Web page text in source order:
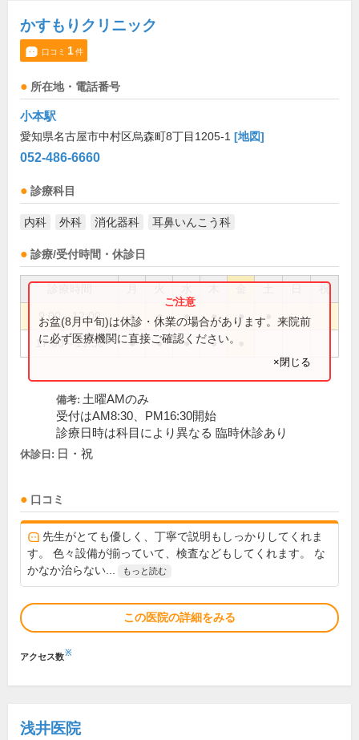
かすもりクリニック
口コミ 1件
所在地・電話番号
小本駅
愛知県名古屋市中村区烏森町8丁目1205-1 [地図]
052-486-6660
診療科目
内科 外科 消化器科 耳鼻いんこう科
診療/受付時間・休診日
祝
9:00～12:00 ● ● ● ● ●
17:00～19:30 ● ● ● ●
お盆(8月中旬)は休診・休業の場合があります。来院前
に必ず医療機関に直接ご確認ください。
×閉じる
備考: 土曜AMのみ
受付はAM8:30、PM16:30開始
診療日時は科目により異なる 臨時休診あり
休診日: 日・祝
口コミ
先生がとても優しく、丁寧で説明もしっかりしてくれま
す。 色々設備が揃っていて、検査などもしてくれます。 な
かなか治らない...
もっと読む
この医院の詳細をみる
アクセス数※
浅井医院